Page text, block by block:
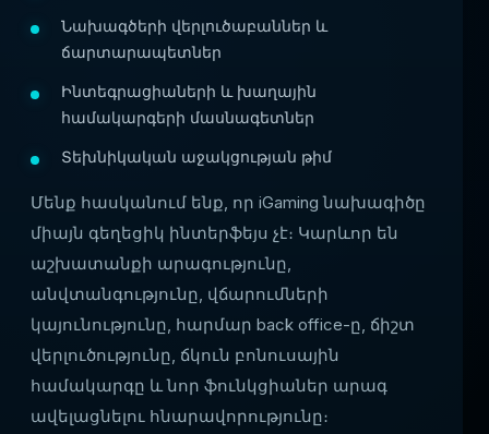
Նախագծերի վերլուծաբաններ և
ճարտարապետներ
Ինտեգրացիաների և խաղային
համակարգերի մասնագետներ
Տեխնիկական աջակցության թիմ
Մենք հասկանում ենք, որ iGaming նախագիծը
միայն գեղեցիկ ինտերֆեյս չէ։ Կարևոր են
աշխատանքի արագությունը,
անվտանգությունը, վճարումների
կայունությունը, հարմար back office-ը, ճիշտ
վերլուծությունը, ճկուն բոնուսային
համակարգը և նոր ֆունկցիաներ արագ
ավելացնելու հնարավորությունը։